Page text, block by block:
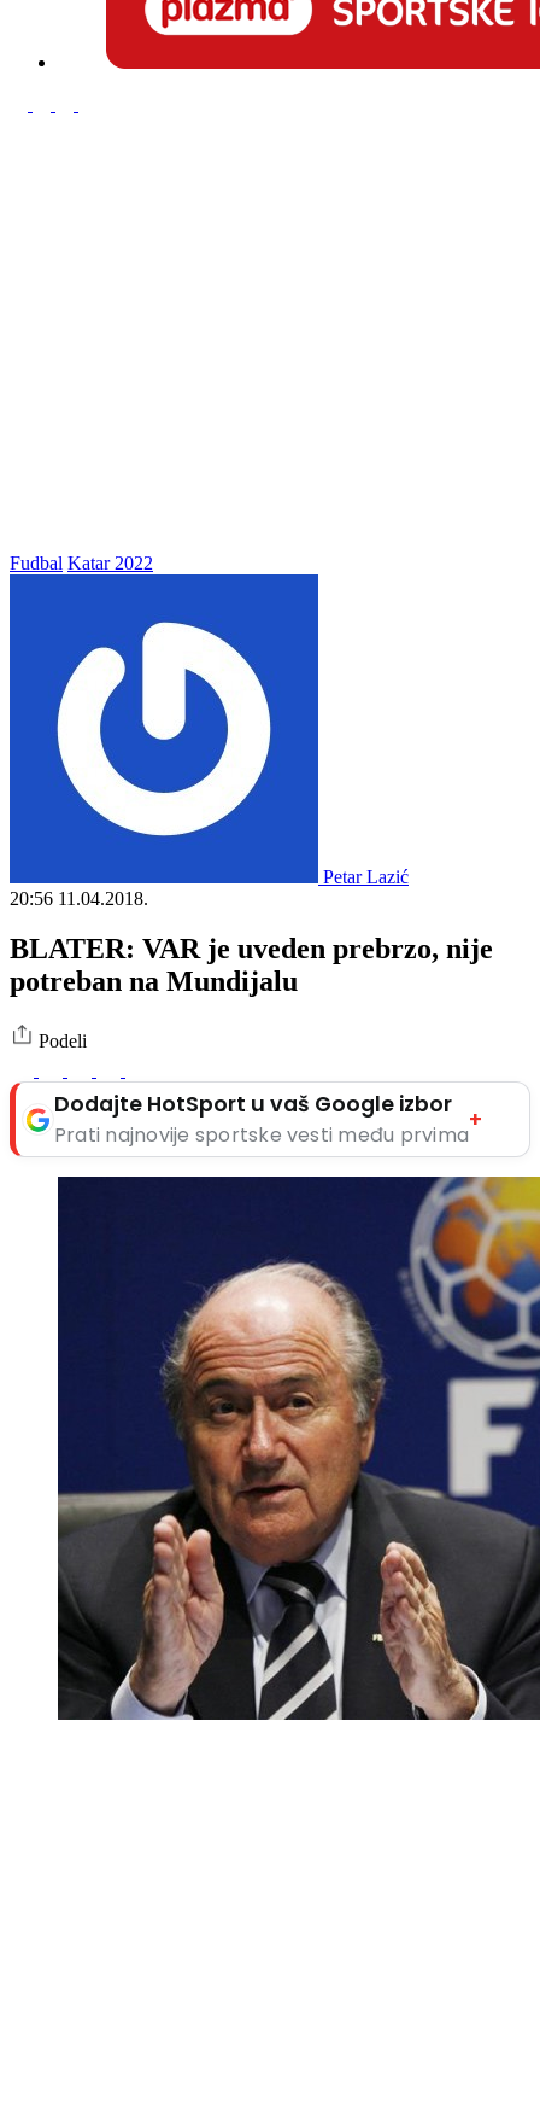
Fudbal Katar 2022
Petar Lazić
20:56 11.04.2018.
BLATER: VAR je uveden prebrzo, nije
potreban na Mundijalu
Podeli
Dodajte HotSport u vaš Google izbor
Prati najnovije sportske vesti među prvima
+